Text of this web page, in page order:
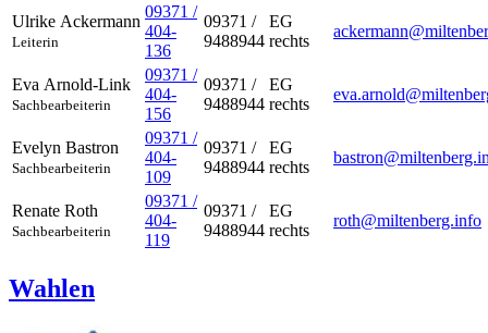
Ulrike Ackermann
Leiterin
09371 /
404-
136
09371 /
9488944
EG
rechts
Eva Arnold-Link
Sachbearbeiterin
09371 /
404-
156
09371 /
9488944
EG
rechts
Evelyn Bastron
Sachbearbeiterin
09371 /
404-
109
09371 /
9488944
EG
rechts
Renate Roth
Sachbearbeiterin
09371 /
404-
119
09371 /
9488944
EG
rechts
roth@miltenberg.info
Wahlen